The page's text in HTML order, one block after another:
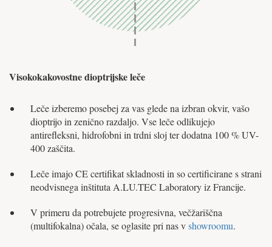
Visokokakovostne dioptrijske leče
Leče izberemo posebej za vas glede na izbran okvir, vašo
dioptrijo in zenično razdaljo. Vse leče odlikujejo
antirefleksni, hidrofobni in trdni sloj ter dodatna 100 % UV-
400 zaščita.
Leče imajo CE certifikat skladnosti in so certificirane s strani
neodvisnega inštituta A.LU.TEC Laboratory iz Francije.
V primeru da potrebujete progresivna, večžariščna
(multifokalna) očala, se oglasite pri nas vshowroomu.